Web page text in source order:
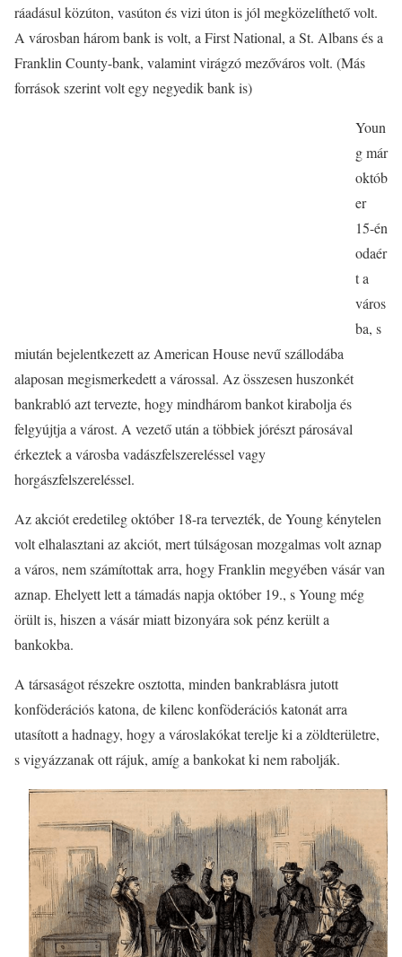
ráadásul közúton, vasúton és vizi úton is jól megközelíthető volt.
A városban három bank is volt, a First National, a St. Albans és a
Franklin County-bank, valamint virágzó mezőváros volt. (Más
források szerint volt egy negyedik bank is)
Youn
g már
októb
er
15-én
odaér
t a
város
ba, s
miután bejelentkezett az American House nevű szállodába
alaposan megismerkedett a várossal. Az összesen huszonkét
bankrabló azt tervezte, hogy mindhárom bankot kirabolja és
felgyújtja a várost. A vezető után a többiek jórészt párosával
érkeztek a városba vadászfelszereléssel vagy
horgászfelszereléssel.
Az akciót eredetileg október 18-ra tervezték, de Young kénytelen
volt elhalasztani az akciót, mert túlságosan mozgalmas volt aznap
a város, nem számítottak arra, hogy Franklin megyében vásár van
aznap. Ehelyett lett a támadás napja október 19., s Young még
örült is, hiszen a vásár miatt bizonyára sok pénz került a
bankokba.
A társaságot részekre osztotta, minden bankrablásra jutott
konföderációs katona, de kilenc konföderációs katonát arra
utasított a hadnagy, hogy a városlakókat terelje ki a zöldterületre,
s vigyázzanak ott rájuk, amíg a bankokat ki nem rabolják.